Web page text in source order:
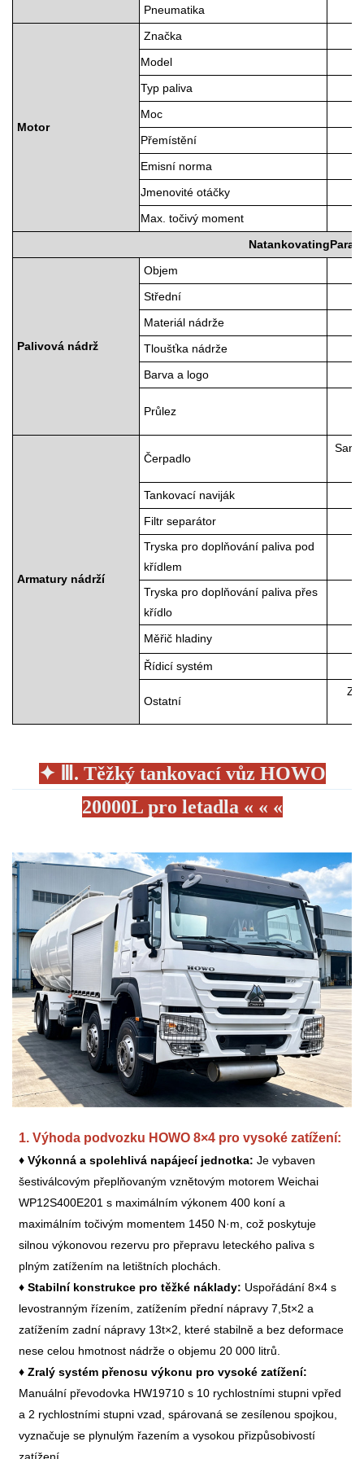
Pneumatika
Motor
Značka
Model
Typ paliva
Moc
Přemístění
Emisní norma
Jmenovité otáčky
Max. točivý moment
Natankovating
Palivová nádrž
Objem
Střední
Materiál nádrže
Tloušťka nádrže
Barva a logo
Průlez
Armatury nádrží
Čerpadlo
Tankovací naviják
Filtr separátor
Tryska pro doplňování paliva pod
křídlem
Tryska pro doplňování paliva přes
křídlo
Měřič hladiny
Řídicí systém
Ostatní
✦
Ⅲ. Těžký tankovací vůz HOWO
20000L pro letadla « « «
1. Výhoda podvozku HOWO 8×4 pro vysoké zatížení:
♦ Výkonná a spolehlivá napájecí jednotka: Je vybaven
šestiválcovým přeplňovaným vznětovým motorem Weichai
WP12S400E201 s maximálním výkonem 400 koní a
maximálním točivým momentem 1450 N·m, což poskytuje
silnou výkonovou rezervu pro přepravu leteckého paliva s
plným zatížením na letištních plochách.
♦ Stabilní konstrukce pro těžké náklady: Uspořádání 8×4 s
levostranným řízením, zatížením přední nápravy 7,5t×2 a
zatížením zadní nápravy 13t×2, které stabilně a bez deformace
nese celou hmotnost nádrže o objemu 20 000 litrů.
♦ Zralý systém přenosu výkonu pro vysoké zatížení:
Manuální převodovka HW19710 s 10 rychlostními stupni vpřed
a 2 rychlostními stupni vzad, spárovaná se zesílenou spojkou,
vyznačuje se plynulým řazením a vysokou přizpůsobivostí
zatížení.